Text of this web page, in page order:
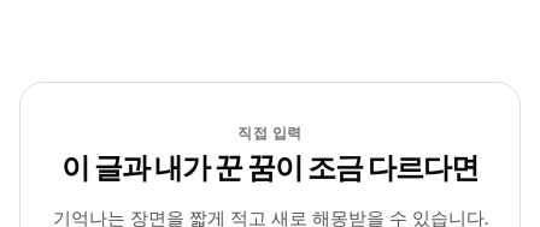
직접 입력
이 글과 내가 꾼 꿈이 조금 다르다면
기억나는 장면을 짧게 적고 새로 해몽받을 수 있습니다.